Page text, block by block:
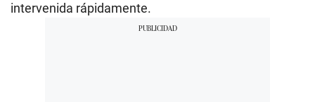
intervenida rápidamente.